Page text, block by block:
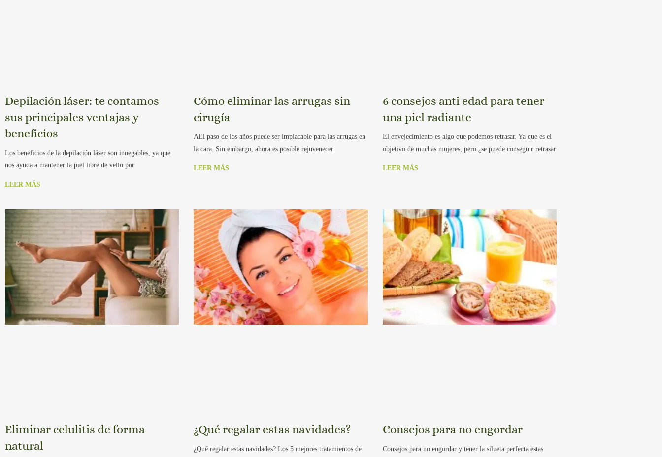
Depilación láser: te contamos
sus principales ventajas y
beneficios
Los beneficios de la depilación láser son innegables, ya que
nos ayuda a mantener la piel libre de vello por
LEER MÁS
Cómo eliminar las arrugas sin
cirugía
AEl paso de los años puede ser implacable para las arrugas en
la cara. Sin embargo, ahora es posible rejuvenecer
LEER MÁS
6 consejos anti edad para tener
una piel radiante
El envejecimiento es algo que podemos retrasar. Ya que es el
objetivo de muchas mujeres, pero ¿se puede conseguir retrasar
LEER MÁS
Eliminar celulitis de forma
natural
¿Qué regalar estas navidades?
¿Qué regalar estas navidades? Los 5 mejores tratamientos de
Consejos para no engordar
Consejos para no engordar y tener la silueta perfecta estas